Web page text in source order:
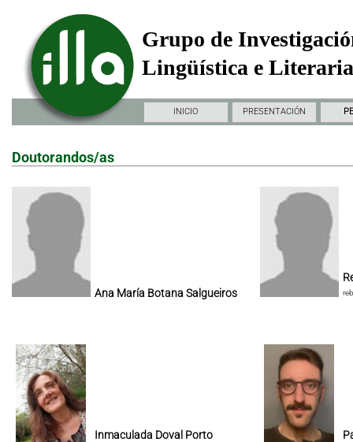
Grupo de
Lingüística e
INICIO PRESENTACIÓN
Doutorandos/as
Ana María Botana Salgueiros
Inmaculada Doval Porto